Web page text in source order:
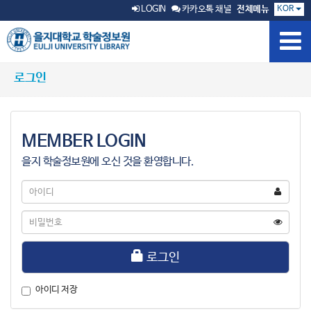
LOGIN 카카오톡 채널 전체메뉴 KOR
로그인
MEMBER LOGIN
을지 학술정보원에 오신 것을 환영합니다.
아
디
비
번
로그인
아이디 저장